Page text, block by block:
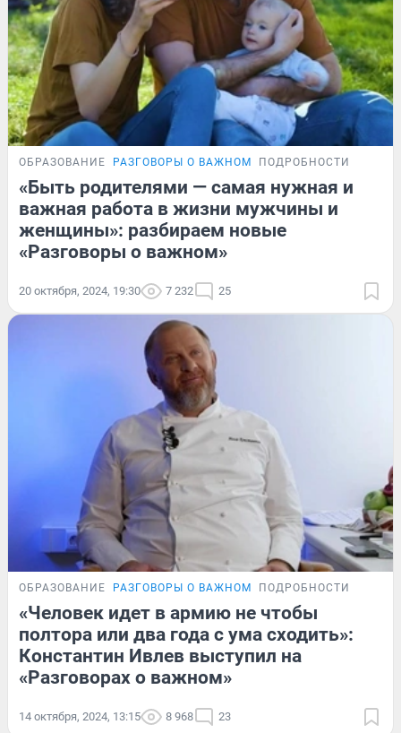
ОБРАЗОВАНИЕ РАЗГОВОРЫ О ВАЖНОМ ПОДРОБНОСТИ
«Быть родителями — самая нужная и
важная работа в жизни мужчины и
женщины»: разбираем новые
«Разговоры о важном»
20 октября, 2024, 19:30 7 232 25
ОБРАЗОВАНИЕ РАЗГОВОРЫ О ВАЖНОМ ПОДРОБНОСТИ
«Человек идет в армию не чтобы
полтора или два года с ума сходить»:
Константин Ивлев выступил на
«Разговорах о важном»
14 октября, 2024, 13:15 8 968 23